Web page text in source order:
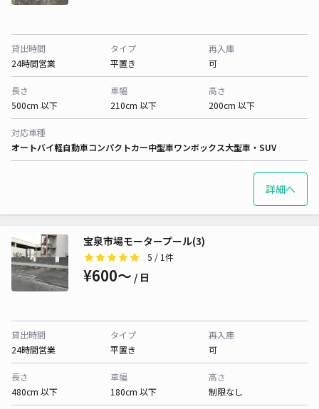
貸出時間
24時間営業
タイプ
平置き
再入庫
可
長さ
500cm 以下
車幅
210cm 以下
高さ
200cm 以下
対応車種
オートバイ軽自動車コンパクトカー中型車ワンボックス大型車・SUV
詳細へ
宝泉市場モータープール(3)
5 / 1件
¥600〜 / 日
貸出時間
24時間営業
タイプ
平置き
再入庫
可
長さ
480cm 以下
車幅
180cm 以下
高さ
制限なし